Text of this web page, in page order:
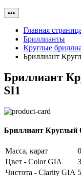
•••
Главная
Бриллианты
Круглые
Бриллиант
Бриллиант
SI1
Бриллиант Круглый
Масса, карат
Цвет - Color GIA
Чистота - Clarity GIA